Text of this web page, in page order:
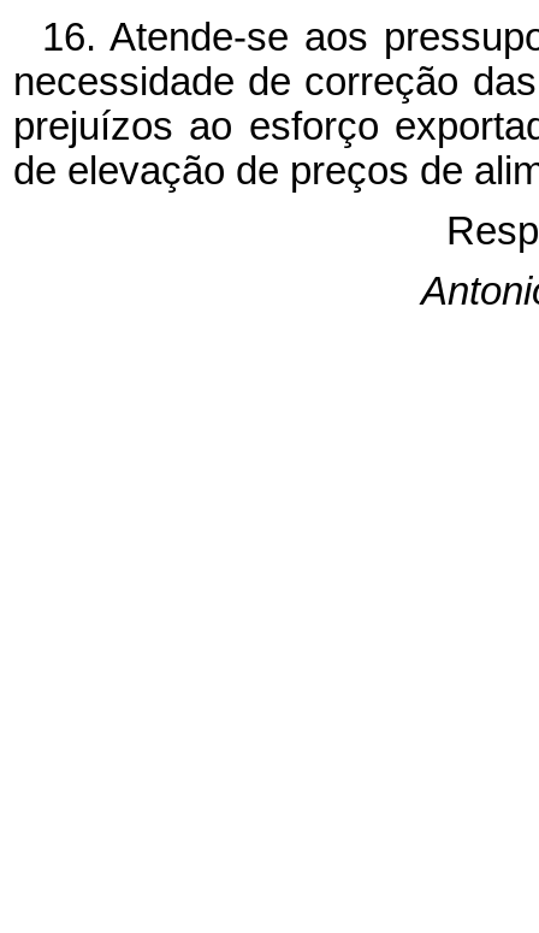
16. Atende-se aos
necessidade de correção
prejuízos ao esforço
de elevação de preços de